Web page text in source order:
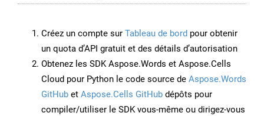
Créez un compte sur Tableau de bord pour obtenir
un quota d’API gratuit et des détails d’autorisation
Obtenez les SDK Aspose.Words et Aspose.Cells
Cloud pour Python le code source de Aspose.Words
GitHub et Aspose.Cells GitHub dépôts pour
compiler/utiliser le SDK vous-même ou dirigez-vous